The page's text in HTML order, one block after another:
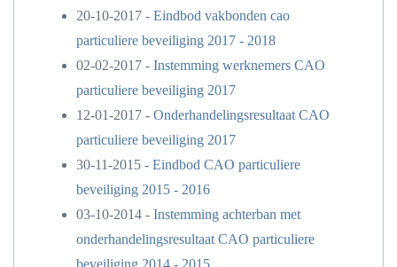
20-10-2017 - Eindbod vakbonden cao
particuliere beveiliging 2017 - 2018
02-02-2017 - Instemming werknemers CAO
particuliere beveiliging 2017
12-01-2017 - Onderhandelingsresultaat CAO
particuliere beveiliging 2017
30-11-2015 - Eindbod CAO particuliere
beveiliging 2015 - 2016
03-10-2014 - Instemming achterban met
onderhandelingsresultaat CAO particuliere
beveiliging 2014 - 2015